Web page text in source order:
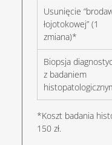
Usunięcie
łojotokowej” (1
zmiana)*
Biopsja
z badaniem
*Koszt badania
150 zł.